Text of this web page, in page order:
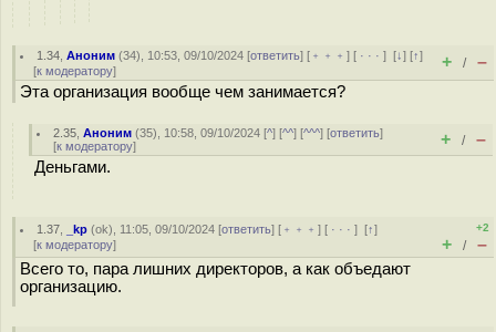
1.34 ,Аноним (34), 10:53, 09/10/2024 [ответить] [ ﹢﹢﹢] [ · · ·][↓] [↑]
[к модератору] + / –
Эта организация вообще чем занимается?
2.35 ,Аноним (35), 10:58, 09/10/2024 [^] [^^] [^^^] [ответить]
[к модератору] + / –
Деньгами.
1.37 _kp (ok), 11:05, 09/10/2024 [ответить] [ ﹢﹢﹢] [ · · ·][↑]
[к модератору]
+2
+ / –
Всего то, пара лишних директоров, а как объедают
организацию.